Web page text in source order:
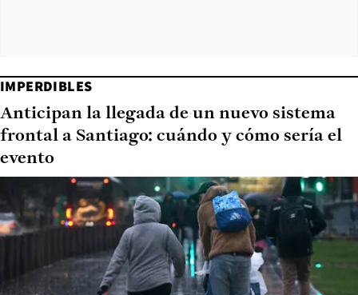
IMPERDIBLES
Anticipan la llegada de un nuevo sistema
frontal a Santiago: cuándo y cómo sería el
evento